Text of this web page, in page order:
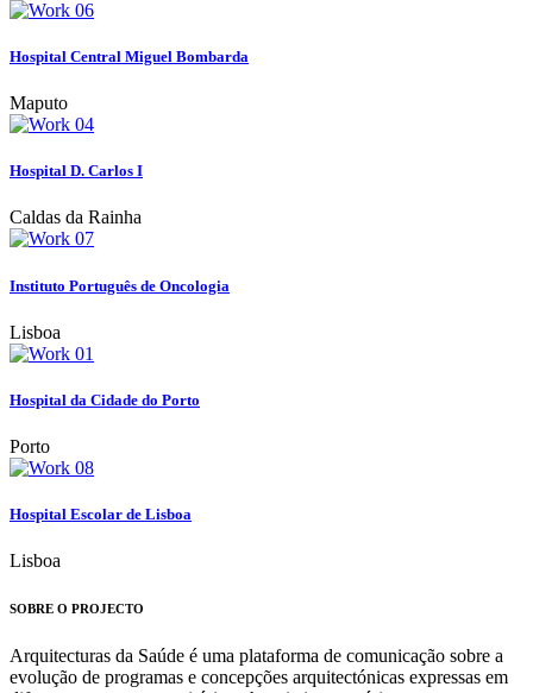
Hospital Central Miguel Bombarda
Maputo
Hospital D. Carlos I
Caldas da Rainha
Instituto Português de Oncologia
Lisboa
Hospital da Cidade do Porto
Porto
Hospital Escolar de Lisboa
Lisboa
SOBRE O PROJECTO
Arquitecturas da Saúde é uma plataforma de comunicação sobre a
evolução de programas e concepções arquitectónicas expressas em